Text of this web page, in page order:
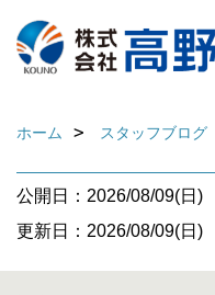
ホーム スタッフブログ
公開日：2026/08/09(日)
更新日：2026/08/09(日)